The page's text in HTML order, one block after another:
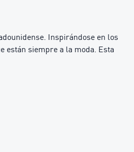
Inspirándose en los
están siempre a la moda. Esta